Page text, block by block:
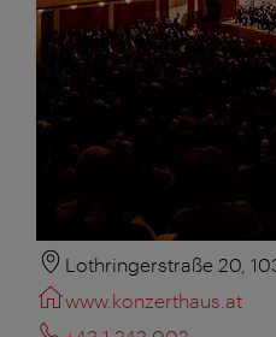
Lothringerstraße 20,
www.konzerthaus.at